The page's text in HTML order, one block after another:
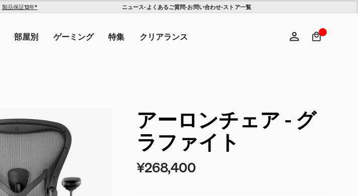
製品保証12年* ニュース- よくあるご質問-お問い合わせ-ストア一覧
検索ヘ
チェア
ーブル - Herman Miller X
¥154,000 ¥100,100
部屋別 ゲーミング 特集 クリアランス
アーロンチェア - グ
ラファイト
¥268,400